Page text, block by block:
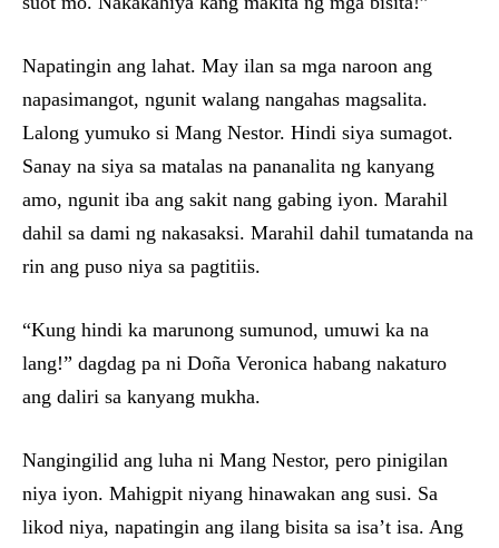
Napatingin ang lahat. May ilan sa mga naroon ang
napasimangot, ngunit walang nangahas magsalita.
Lalong yumuko si Mang Nestor. Hindi siya sumagot.
Sanay na siya sa matalas na pananalita ng kanyang
amo, ngunit iba ang sakit nang gabing iyon. Marahil
dahil sa dami ng nakasaksi. Marahil dahil tumatanda na
rin ang puso niya sa pagtitiis.
“Kung hindi ka marunong sumunod, umuwi ka na
lang!” dagdag pa ni Doña Veronica habang nakaturo
ang daliri sa kanyang mukha.
Nangingilid ang luha ni Mang Nestor, pero pinigilan
niya iyon. Mahigpit niyang hinawakan ang susi. Sa
likod niya, napatingin ang ilang bisita sa isa’t isa. Ang